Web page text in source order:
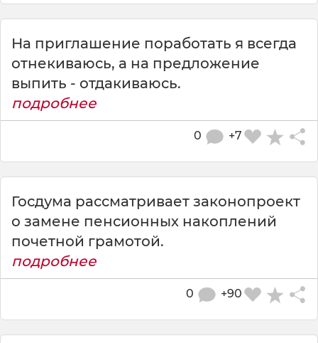
На приглашение поработать я всегда
отнекиваюсь, а на предложение
выпить - отдакиваюсь.
подробнее
+7
0
Госдума рассматривает законопроект
о замене пенсионных накоплений
почетной грамотой.
подробнее
+90
0